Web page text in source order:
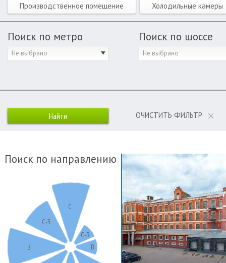
Производственное помещение Холодильные камеры
Поиск по метро
Не выбрано
Поиск по шоссе
Не выбрано
ОЧИСТИТЬ ФИЛЬТР
Поиск по направлению
С
С-В
В
З
С-З